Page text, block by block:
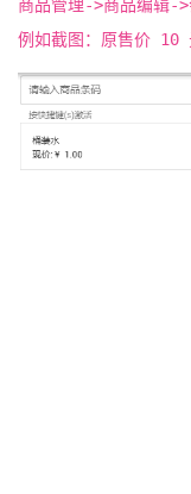
商品管理->商品编辑->
例如截图：原售价 10